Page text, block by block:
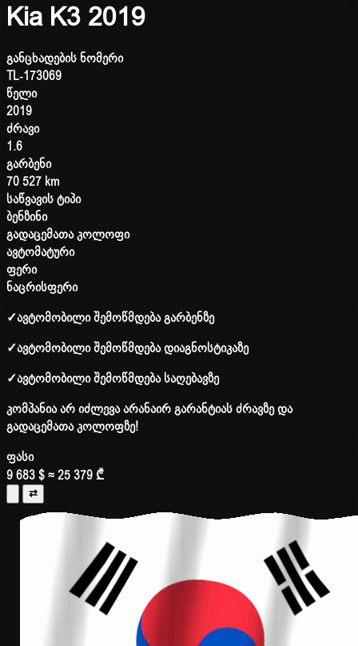
Kia K3 2019
განცხადების ნომერი
TL-173069
წელი
2019
ძრავი
1.6
გარბენი
70 527 km
საწვავის ტიპი
ბენზინი
გადაცემათა კოლოფი
ავტომატური
ფერი
ნაცრისფერი
✓ავტომობილი შემოწმდება გარბენზე
✓ავტომობილი შემოწმდება დიაგნოსტიკაზე
✓ავტომობილი შემოწმდება საღებავზე
კომპანია არ იძლევა არანაირ გარანტიას ძრავზე და
გადაცემათა კოლოფზე!
ფასი
9 683 $≈ 25 379 ₾
⇄